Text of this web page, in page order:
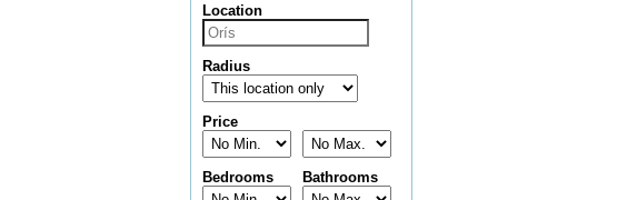
Location
Radius
Price
Bedrooms Bathrooms